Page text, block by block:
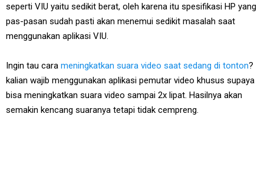
seperti VIU yaitu sedikit berat, oleh karena itu spesifikasi HP yang
pas-pasan sudah pasti akan menemui sedikit masalah saat
menggunakan aplikasi VIU.
Ingin tau cara meningkatkan suara video saat sedang di tonton?
kalian wajib menggunakan aplikasi pemutar video khusus supaya
bisa meningkatkan suara video sampai 2x lipat. Hasilnya akan
semakin kencang suaranya tetapi tidak cempreng.